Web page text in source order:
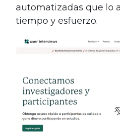
automatizadas que lo
tiempo y esfuerzo.